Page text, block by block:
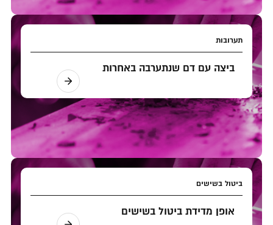
תערובות
ביצה עם דם שנתערבה באחרות
ביטול בשישים
אופן מדידת ביטול בשישים